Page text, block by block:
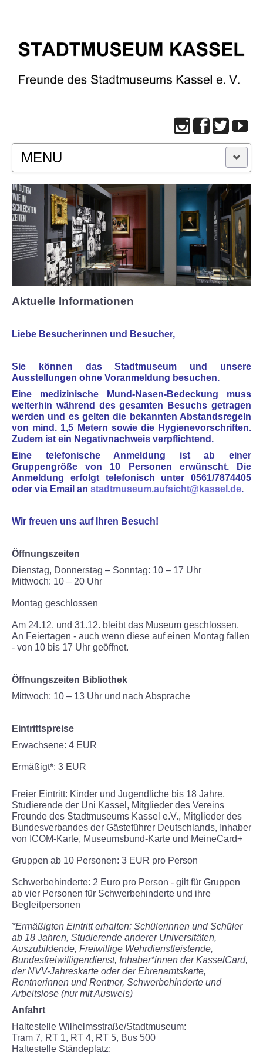
MENU
START
BESUCH
Infos
Termine
Gruppen und Schulen
Kindergeburtstage
Erzähltreff für Ältere
Virtuelle Führung
AUSSTELLUNGEN
Dauerausstellung
Kommende Sonderausstellung
Museum
Team
Kontakt
ENGLISH
Aktuelle Informationen
Liebe Besucherinnen und Besucher,
Sie können das Stadtmuseum und unsere
Ausstellungen ohne Voranmeldung besuchen.
Eine medizinische Mund-Nasen-Bedeckung muss
weiterhin während des gesamten Besuchs getragen
werden und es gelten die bekannten Abstandsregeln
von mind. 1,5 Metern sowie die Hygienevorschriften.
Zudem ist ein Negativnachweis verpflichtend.
Eine telefonische Anmeldung ist ab einer
Gruppengröße von 10 Personen erwünscht. Die
Anmeldung erfolgt telefonisch unter 0561/7874405
oder via Email an stadtmuseum.aufsicht@kassel.de.
Wir freuen uns auf Ihren Besuch!
Öffnungszeiten
Dienstag, Donnerstag – Sonntag: 10 – 17 Uhr
Mittwoch: 10 – 20 Uhr
Montag geschlossen
Am 24.12. und 31.12. bleibt das Museum geschlossen.
An Feiertagen - auch wenn diese auf einen Montag fallen
- von 10 bis 17 Uhr geöffnet.
Öffnungszeiten Bibliothek
Mittwoch: 10 – 13 Uhr und nach Absprache
Eintrittspreise
Erwachsene: 4 EUR
Ermäßigt*: 3 EUR
Freier Eintritt: Kinder und Jugendliche bis 18 Jahre,
Studierende der Uni Kassel, Mitglieder des Vereins
Freunde des Stadtmuseums Kassel e.V., Mitglieder des
Bundesverbandes der Gästeführer Deutschlands, Inhaber
von ICOM-Karte, Museumsbund-Karte und MeineCard+
Gruppen ab 10 Personen: 3 EUR pro Person
Schwerbehinderte: 2 Euro pro Person - gilt für Gruppen
ab vier Personen für Schwerbehinderte und ihre
Begleitpersonen
*Ermäßigten Eintritt erhalten: Schülerinnen und Schüler
ab 18 Jahren, Studierende anderer Universitäten,
Auszubildende, Freiwillige Wehrdienstleistende,
Bundesfreiwilligendienst, Inhaber*innen der KasselCard,
der NVV-Jahreskarte oder der Ehrenamtskarte,
Rentnerinnen und Rentner, Schwerbehinderte und
Arbeitslose (nur mit Ausweis)
Anfahrt
Haltestelle Wilhelmsstraße/Stadtmuseum:
Tram 7, RT 1, RT 4, RT 5, Bus 500
Haltestelle Ständeplatz: